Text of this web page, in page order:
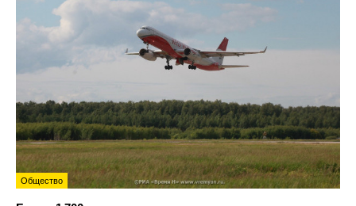
Общество